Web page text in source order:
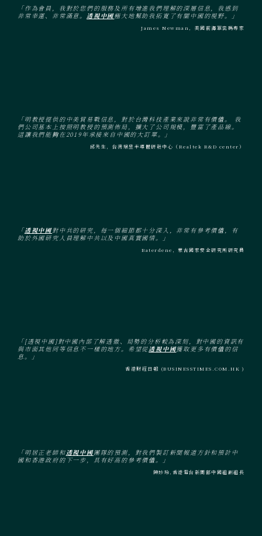
「作為會員，我對於您們的服務及所有增進我們理解的深層信息，我感到
非常幸運、非常滿意。透視中國極大地幫助我拓寬了有關中國的視野。」
James Newman，美國前海軍密碼專家
「明教授提供的中美貿易戰信息，對於台灣科技產業來說非常有價值。 我
們公司基本上按照明教授的預測佈局，擴大了公司規模，豐富了產品線。
這讓我們能夠在2019年承接來自中國的大訂單。」
邱先生，台灣瑞昱半導體研發中心（Realtek R&D center）
「透視中國對中共的研究，每一個細節都十分深入，非常有參考價值，有
助於外國研究人員理解中共以及中國真實國情。」
Baterdene，蒙古國家安全研究所研究員
「[透視中國]對中國內部了解透徹、局勢的分析較為深刻，對中國的資訊有
與市面其他同等信息不一樣的地方。希望從透視中國獲取更多有價值的信
息。」
香港財經日報 (BUSINESSTIMES.COM.HK )
「明居正老師和透視中國團隊的預測，對我們製訂新聞報道方針和預計中
國和香港政府的下一步，具有好高的參考價值。」
陳妙玲,香港電台新聞部中國組副組長